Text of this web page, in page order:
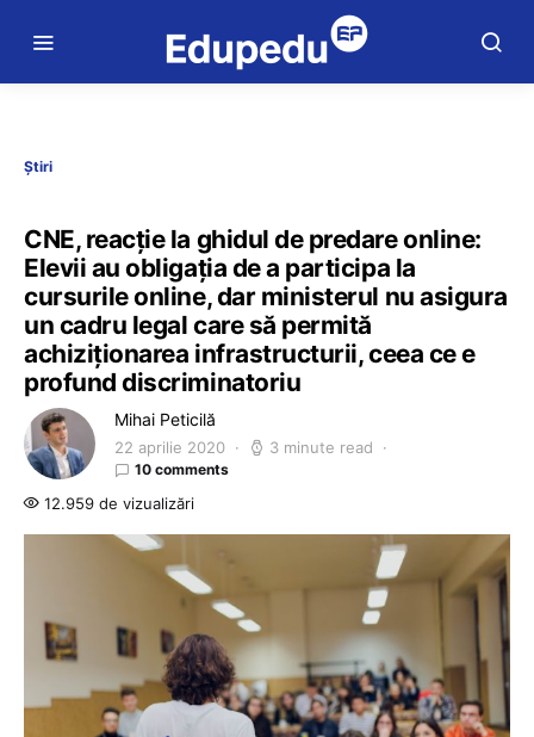
Știri
CNE, reacție la ghidul de predare online:
Elevii au obligația de a participa la
cursurile online, dar ministerul nu asigura
un cadru legal care să permită
achiziționarea infrastructurii, ceea ce e
profund discriminatoriu
Mihai Peticilă
22 aprilie 2020 3 minute read
10 comments
12.959 de vizualizări